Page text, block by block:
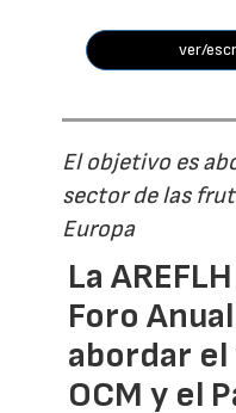
ver/
El objetivo es
sector de las
Europa
La
Foro
abordar
OCM y el